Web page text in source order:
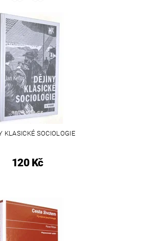
KLASICKÉ SOCIOLOGIE
120 Kč